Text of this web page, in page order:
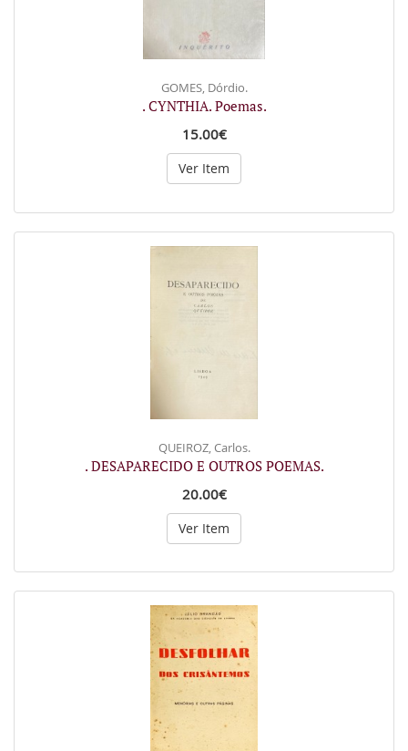
GOMES, Dórdio.
. CYNTHIA. Poemas.
15.00€
Ver Item
QUEIROZ, Carlos.
. DESAPARECIDO E OUTROS POEMAS.
20.00€
Ver Item